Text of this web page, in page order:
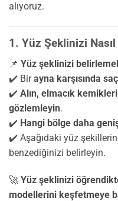
alıyoruz.
1. Yüz Şeklinizi
📌 Yüz şeklinizi
✔️ Birayna karşısında
✔️ Alın, elmacık
gözlemleyin.
✔️ Hangi bölge daha
✔️ Aşağıdaki yüz
benzediğinizi belirleyin.
🚀 Yüz şeklinizi
modellerini keşfetmeye